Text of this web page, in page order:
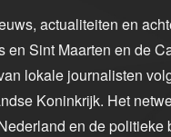
actualiteiten en
en Sint Maarten en de
lokale journalisten
Koninkrijk. Het
en de